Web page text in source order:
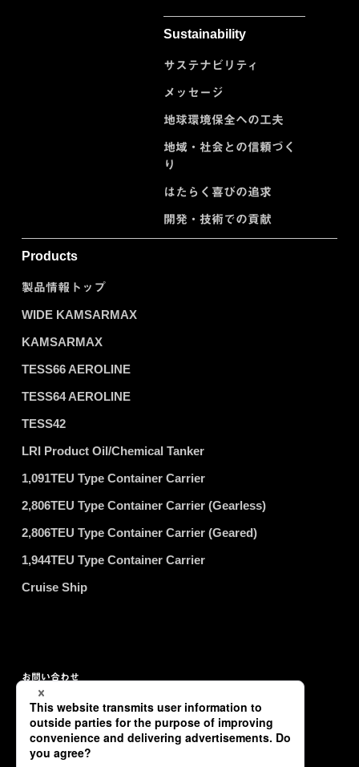
Sustainability
サステナビリティ
メッセージ
地球環境保全への工夫
地域・社会との信頼づく
り
はたらく喜びの追求
開発・技術での貢献
Products
製品情報トップ
WIDE KAMSARMAX
KAMSARMAX
TESS66 AEROLINE
TESS64 AEROLINE
TESS42
LRI Product Oil/Chemical Tanker
1,091TEU Type Container Carrier
2,806TEU Type Container Carrier (Gearless)
2,806TEU Type Container Carrier (Geared)
1,944TEU Type Container Carrier
Cruise Ship
お問い合わせ
プライバシーポリシー
サイトマップ
Copyright © TSUNEISHI SHIPBUILDING Co., Ltd. All Rights Reserved.